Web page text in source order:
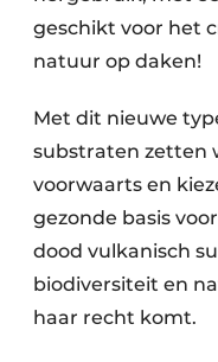
geschikt voor het
natuur op daken!
Met dit nieuwe
substraten zetten
voorwaarts en
gezonde basis
dood vulkanisch
biodiversiteit en
haar recht komt.